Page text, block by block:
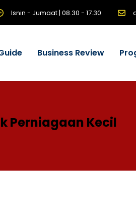
Isnin - Jumaat | 08.30 - 17.30
Business Review
Perniagaan Kecil